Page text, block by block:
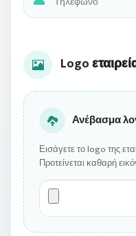
Logo
Ανέβασμα
Εισάγετε το logo της
Προτείνεται καθαρή